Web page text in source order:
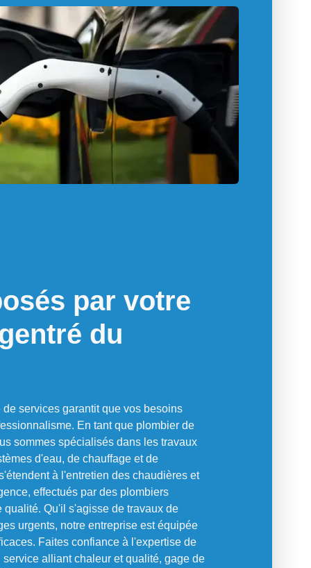
par votre
du
services garantit que vos besoins
En tant que plombier de
sommes spécialisés dans les travaux
d'eau, de chauffage et de
à l'entretien des chaudières et
effectués par des plombiers
Qu'il s'agisse de travaux de
urgents, notre entreprise est équipée
Faites confiance à l'expertise de
alliant chaleur et qualité, gage de